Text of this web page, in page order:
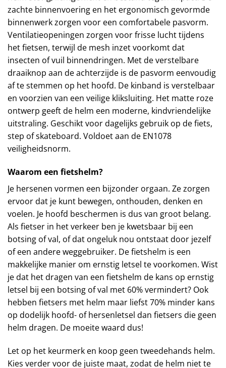
zachte binnenvoering en het ergonomisch gevormde
binnenwerk zorgen voor een comfortabele pasvorm.
Ventilatieopeningen zorgen voor frisse lucht tijdens
het fietsen, terwijl de mesh inzet voorkomt dat
insecten of vuil binnendringen. Met de verstelbare
draaiknop aan de achterzijde is de pasvorm eenvoudig
af te stemmen op het hoofd. De kinband is verstelbaar
en voorzien van een veilige kliksluiting. Het matte roze
ontwerp geeft de helm een moderne, kindvriendelijke
uitstraling. Geschikt voor dagelijks gebruik op de fiets,
step of skateboard. Voldoet aan de EN1078
veiligheidsnorm.
Waarom een fietshelm?
Je hersenen vormen een bijzonder orgaan. Ze zorgen
ervoor dat je kunt bewegen, onthouden, denken en
voelen. Je hoofd beschermen is dus van groot belang.
Als fietser in het verkeer ben je kwetsbaar bij een
botsing of val, of dat ongeluk nou ontstaat door jezelf
of een andere weggebruiker. De fietshelm is een
makkelijke manier om ernstig letsel te voorkomen. Wist
je dat het dragen van een fietshelm de kans op ernstig
letsel bij een botsing of val met 60% vermindert? Ook
hebben fietsers met helm maar liefst 70% minder kans
op dodelijk hoofd- of hersenletsel dan fietsers die geen
helm dragen. De moeite waard dus!
Let op het keurmerk en koop geen tweedehands helm.
Kies verder voor de juiste maat, zodat de helm niet te